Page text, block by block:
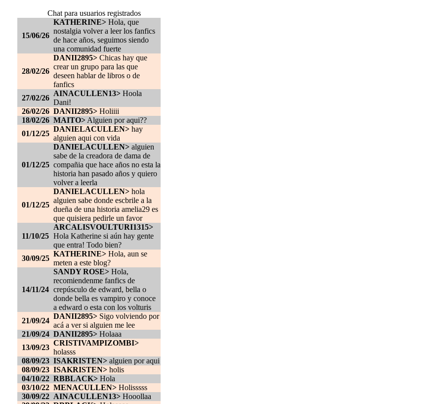
Chat para usuarios registrados
15/06/26
KATHERINE> Hola, que
nostalgia volver a leer los fanfics
de hace años, seguimos siendo
una comunidad fuerte
28/02/26
DANII2895> Chicas hay que
crear un grupo para las que
deseen hablar de libros o de
fanfics
27/02/26
AINACULLEN13> Hoola
Dani!
26/02/26 DANII2895> Holiiii
18/02/26 MAITO> Alguien por aqui??
01/12/25
DANIELACULLEN> hay
alguien aqui con vida
01/12/25
DANIELACULLEN> alguien
sabe de la creadora de dama de
compañia que hace años no esta la
historia han pasado años y quiero
volver a leerla
01/12/25
DANIELACULLEN> hola
alguien sabe donde escbrile a la
dueña de una historia amelia29 es
que quisiera pedirle un favor
11/10/25
ARCALISVOULTURI1315>
Hola Katherine si aún hay gente
que entra! Todo bien?
30/09/25
KATHERINE> Hola, aun se
meten a este blog?
14/11/24
SANDY ROSE> Hola,
recomiendenme fanfics de
crepúsculo de edward, bella o
donde bella es vampiro y conoce
a edward o esta con los volturis
21/09/24
DANII2895> Sigo volviendo por
acá a ver si alguien me lee
21/09/24 DANII2895> Holaaa
13/09/23
CRISTIVAMPIZOMBI>
holasss
08/09/23 ISAKRISTEN> alguien por aqui
08/09/23 ISAKRISTEN> holis
04/10/22 RBBLACK> Hola
03/10/22 MENACULLEN> Holisssss
30/09/22 AINACULLEN13> Hooollaa